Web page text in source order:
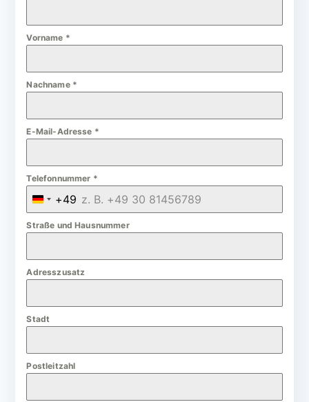
Vorname *
Nachname *
E-Mail-Adresse *
Telefonnummer *
G
e
m
a
y
+49
Straße und Hausnummer
Adresszusatz
Stadt
Postleitzahl